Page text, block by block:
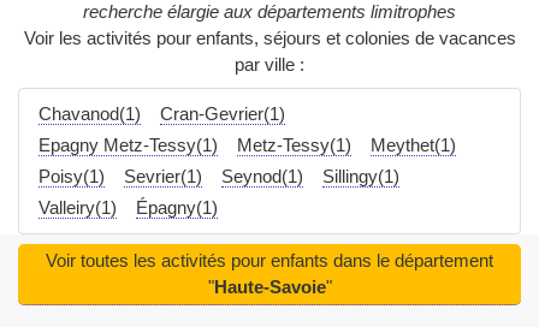
recherche élargie aux départements limitrophes
Voir les activités pour enfants, séjours et colonies de vacances
par ville :
Chavanod(1)
Cran-Gevrier(1)
Epagny Metz-Tessy(1)
Metz-Tessy(1)
Meythet(1)
Poisy(1)
Sevrier(1) Seynod(1)
Sillingy(1)
Valleiry(1)
Épagny(1)
Voir toutes les activités pour enfants dans le département
"Haute-Savoie"